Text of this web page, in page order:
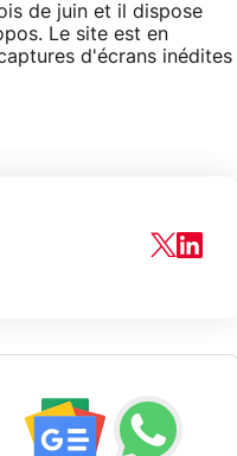
de juin et il dispose
Le site est en
d'écrans inédites